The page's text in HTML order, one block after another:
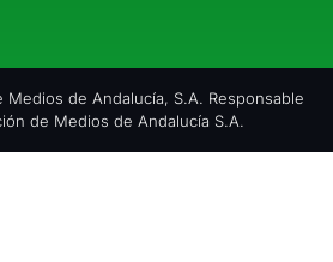
de Andalucía, S.A. Responsable
de Medios de Andalucía S.A.